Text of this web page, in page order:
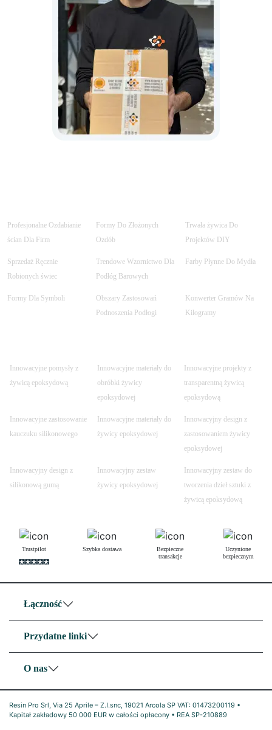
Profesjonalne Ozdabianie
ścian Dla Firm
Formy Do Złożonych
Ozdób
Trwała żywica Do
Projektów DIY
Sprzedaż Ręcznie
Robionych świec
Trendowe Wzornictwo Dla
Podłóg Barowych
Farby Płynne Do Mydła
Formy Dla Symboli
Obszary Zastosowań
Podnoszenia Podłogi
Konwerter Gramów Na
Kilogramy
Innowacyjne pomysły z
żywicą epoksydową
Innowacyjne materiały do
obróbki żywicy
epoksydowej
Innowacyjne projekty z
transparentną żywicą
epoksydową
Innowacyjne zastosowanie
kauczuku silikonowego
Innowacyjne materiały do
żywicy epoksydowej
Innowacyjny design z
zastosowaniem żywicy
epoksydowej
Innowacyjny design z
silikonową gumą
Innowacyjny zestaw
żywicy epoksydowej
Innowacyjny zestaw do
tworzenia dzieł sztuki z
żywicą epoksydową
Trustpilot Szybka dostawa
Bezpieczne
transakcje
Uczynione
bezpiecznym
Łączność
Przydatne linki
O nas
Resin Pro Srl, Via 25 Aprile – Z.I.snc, 19021 Arcola SP VAT: 01473200119 •
Kapitał zakładowy 50 000 EUR w całości opłacony • REA SP-210889